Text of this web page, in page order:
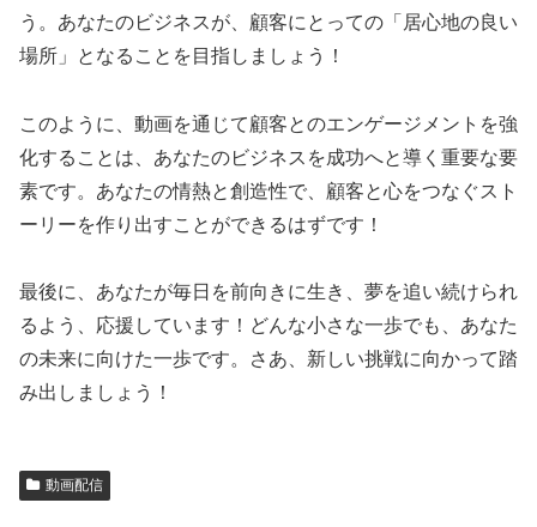
う。あなたのビジネスが、顧客にとっての「居心地の良い
場所」となることを目指しましょう！
このように、動画を通じて顧客とのエンゲージメントを強
化することは、あなたのビジネスを成功へと導く重要な要
素です。あなたの情熱と創造性で、顧客と心をつなぐスト
ーリーを作り出すことができるはずです！
最後に、あなたが毎日を前向きに生き、夢を追い続けられ
るよう、応援しています！どんな小さな一歩でも、あなた
の未来に向けた一歩です。さあ、新しい挑戦に向かって踏
み出しましょう！
動画配信